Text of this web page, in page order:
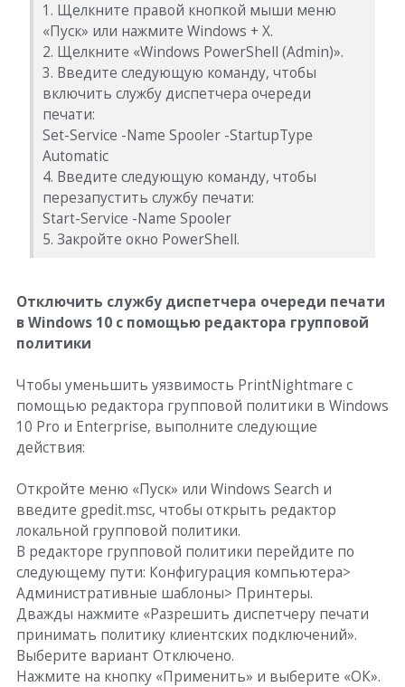
1. Щелкните правой кнопкой мыши меню
«Пуск» или нажмите Windows + X.
2. Щелкните «Windows PowerShell (Admin)».
3. Введите следующую команду, чтобы
включить службу диспетчера очереди
печати:
Set-Service -Name Spooler -StartupType
Automatic
4. Введите следующую команду, чтобы
перезапустить службу печати:
Start-Service -Name Spooler
5. Закройте окно PowerShell.
Отключить службу диспетчера очереди печати
в Windows 10 с помощью редактора групповой
политики
Чтобы уменьшить уязвимость PrintNightmare с
помощью редактора групповой политики в Windows
10 Pro и Enterprise, выполните следующие
действия:
Откройте меню «Пуск» или Windows Search и
введите gpedit.msc, чтобы открыть редактор
локальной групповой политики.
В редакторе групповой политики перейдите по
следующему пути: Конфигурация компьютера>
Административные шаблоны> Принтеры.
Дважды нажмите «Разрешить диспетчеру печати
принимать политику клиентских подключений».
Выберите вариант Отключено.
Нажмите на кнопку «Применить» и выберите «ОК».